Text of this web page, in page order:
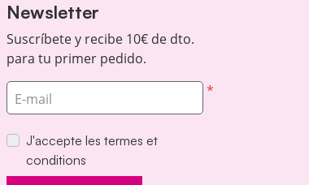
Newsletter
Suscríbete y recibe 10€ de dto.
para tu primer pedido.
*
E-mail
J'accepte les termes et
conditions